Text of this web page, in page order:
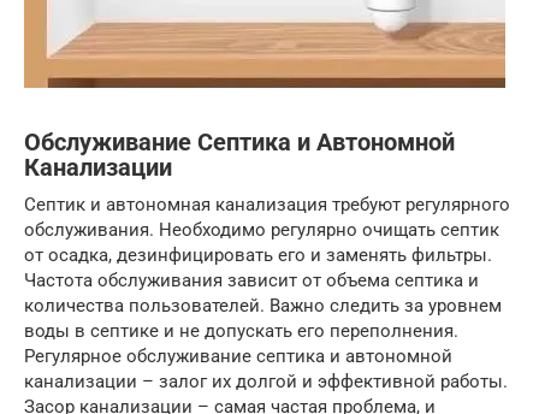
Обслуживание Септика и Автономной
Канализации
Септик и автономная канализация требуют регулярного
обслуживания. Необходимо регулярно очищать септик
от осадка, дезинфицировать его и заменять фильтры.
Частота обслуживания зависит от объема септика и
количества пользователей. Важно следить за уровнем
воды в септике и не допускать его переполнения.
Регулярное обслуживание септика и автономной
канализации – залог их долгой и эффективной работы.
Засор канализации – самая частая проблема, и